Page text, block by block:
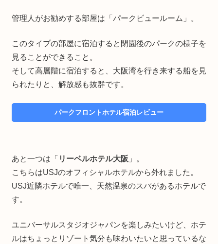
管理人がお勧めする部屋は「パークビュールーム」。
このタイプの部屋に宿泊すると閉園後のパークの様子を
見ることができること。
そして高層階に宿泊すると、大阪湾を行き来する船を見
られたりと、解放感も抜群です。
パークフロントホテル宿泊レビュー
あと一つは「 リーベルホテル大阪 」。
こちらはUSJのオフィシャルホテルから外れました。
USJ近隣ホテルで唯一、天然温泉のスパがあるホテルで
す。
ユニバーサルスタジオジャパンを楽しみたいけど、ホテ
ルはちょっとリゾート気分も味わいたいと思っているな